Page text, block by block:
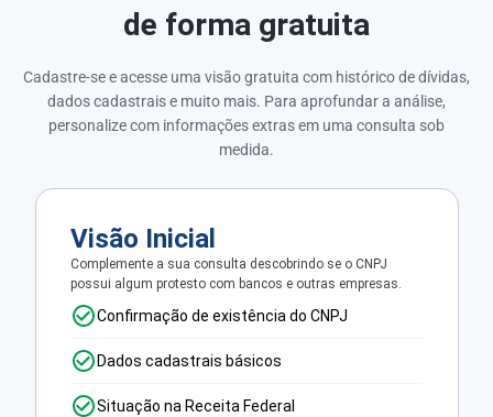
de forma gratuita
Cadastre-se e acesse uma visão gratuita com histórico de dívidas,
dados cadastrais e muito mais. Para aprofundar a análise,
personalize com informações extras em uma consulta sob
medida.
Visão Inicial
Complemente a sua consulta descobrindo se o CNPJ
possui algum protesto com bancos e outras empresas.
Confirmação de existência do CNPJ
Dados cadastrais básicos
Situação na Receita Federal